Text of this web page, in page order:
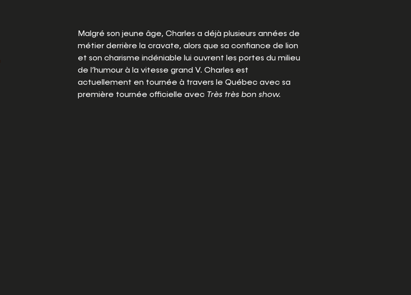
Malgré son jeune âge, Charles a déjà plusieurs années de
métier derrière la cravate, alors que sa confiance de lion
et son charisme indéniable lui ouvrent les portes du milieu
de l’humour à la vitesse grand V. Charles est
actuellement en tournée à travers le Québec avec sa
première tournée officielle avec Très très bon show.